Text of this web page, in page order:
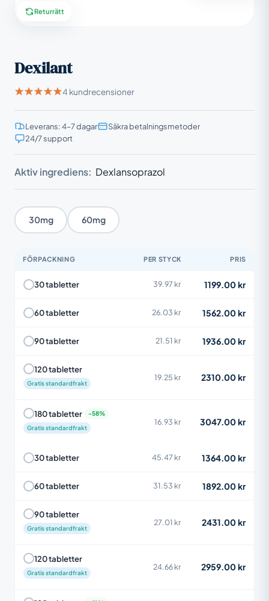
Returrätt
Dexilant
4 kundrecensioner
Leverans: 4–7 dagar
Säkra betalningsmetoder
24/7 support
Aktiv ingrediens: Dexlansoprazol
30mg 60mg
FÖRPACKNING PER STYCK PRIS
30 tabletter 39.97 kr 1199.00 kr
60 tabletter 26.03 kr 1562.00 kr
90 tabletter 21.51 kr 1936.00 kr
120 tabletter
Gratis standardfrakt
19.25 kr 2310.00 kr
180 tabletter
Gratis standardfrakt
16.93 kr 3047.00 kr
30 tabletter 45.47 kr 1364.00 kr
60 tabletter 31.53 kr 1892.00 kr
90 tabletter
Gratis standardfrakt
27.01 kr 2431.00 kr
120 tabletter
Gratis standardfrakt
24.66 kr 2959.00 kr